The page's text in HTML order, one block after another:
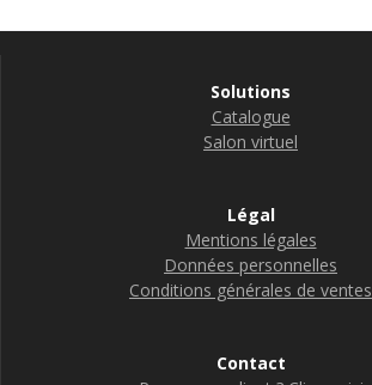
Solutions
Catalogue
Salon virtuel
Légal
Mentions légales
Données personnelles
Conditions générales de ventes
Contact